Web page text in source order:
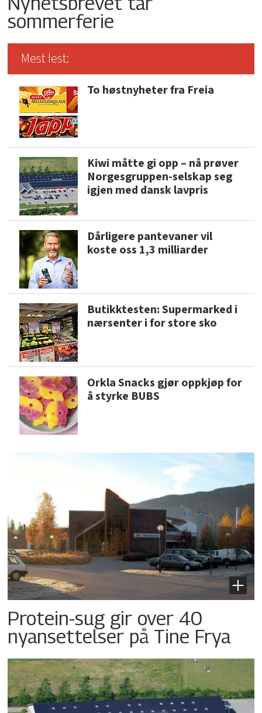
sommerferie
Mest lest:
To høstnyheter fra Freia
Kiwi måtte gi opp – nå prøver
Norgesgruppen-selskap seg
igjen med dansk lavpris
Dårligere pantevaner vil
koste oss 1,3 milliarder
Butikktesten: Supermarked i
nærsenter i for store sko
Orkla Snacks gjør oppkjøp for
å styrke BUBS
Protein-sug gir over 40
nyansettelser på Tine Frya